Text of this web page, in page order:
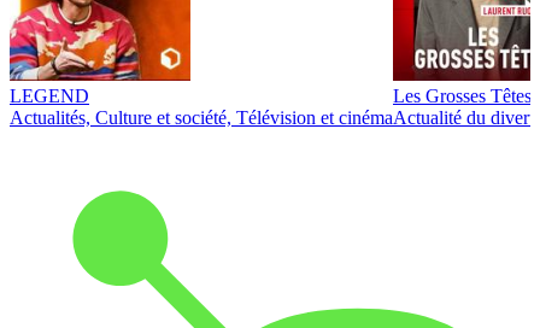
LEGEND
Actualités, Culture et société, Télévision et cinéma
Les Grosses Têtes
Actualité du